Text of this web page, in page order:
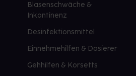
Blasenschwäche &
Inkontinenz
Desinfektionsmittel
Einnehmehilfen & Dosierer
Gehhilfen & Korsetts